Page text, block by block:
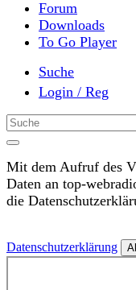
Forum
Downloads
To Go Player
Suche
Login / Reg
Mit dem Aufruf des
Daten an top-
die
Datenschutzerklärung